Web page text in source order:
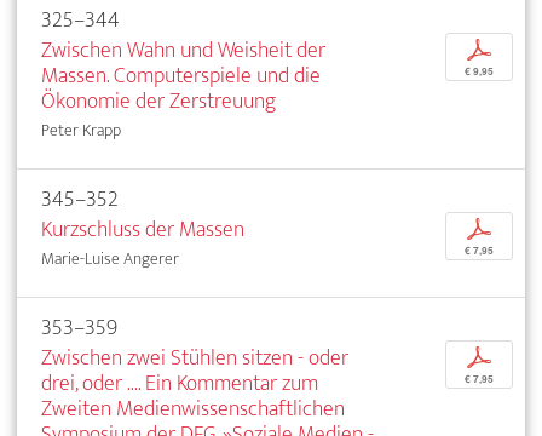
325–344
Zwischen Wahn und Weisheit der
Massen. Computerspiele und die
Ökonomie der Zerstreuung
Peter Krapp
p
€ 9,95
345–352
Kurzschluss der Massen
Marie-Luise Angerer
p
€ 7,95
353–359
Zwischen zwei Stühlen sitzen - oder
drei, oder .... Ein Kommentar zum
Zweiten Medienwissenschaftlichen
p
€ 7,95